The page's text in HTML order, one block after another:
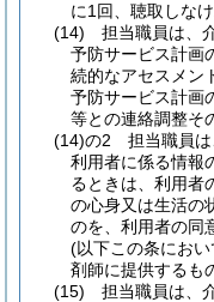
に1回、聴取しな
(14)
担当職員は、
予防サービス計画
続的なアセスメン
予防サービス計画
等との連絡調整そ
(14)の2
担当職員
利用者に係る情報
るときは、利用者
の心身又は生活の
のを、利用者の同
(以下この条にお
剤師に提供するも
(15)
担当職員は、